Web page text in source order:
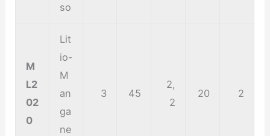
so
M
L2
02
0
Lit
io-
M
an
ga
ne
3 45
2,
2
20 2